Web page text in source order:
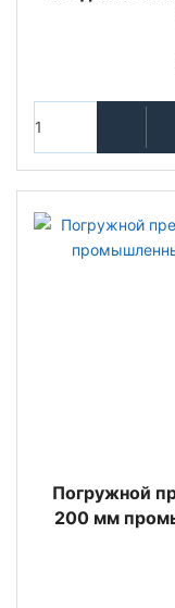
Погружной
200 мм